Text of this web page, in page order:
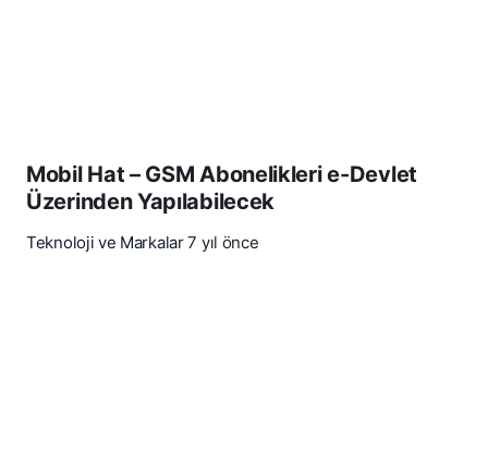
Mobil Hat – GSM Abonelikleri e-Devlet
Üzerinden Yapılabilecek
Teknoloji ve Markalar7 yıl önce